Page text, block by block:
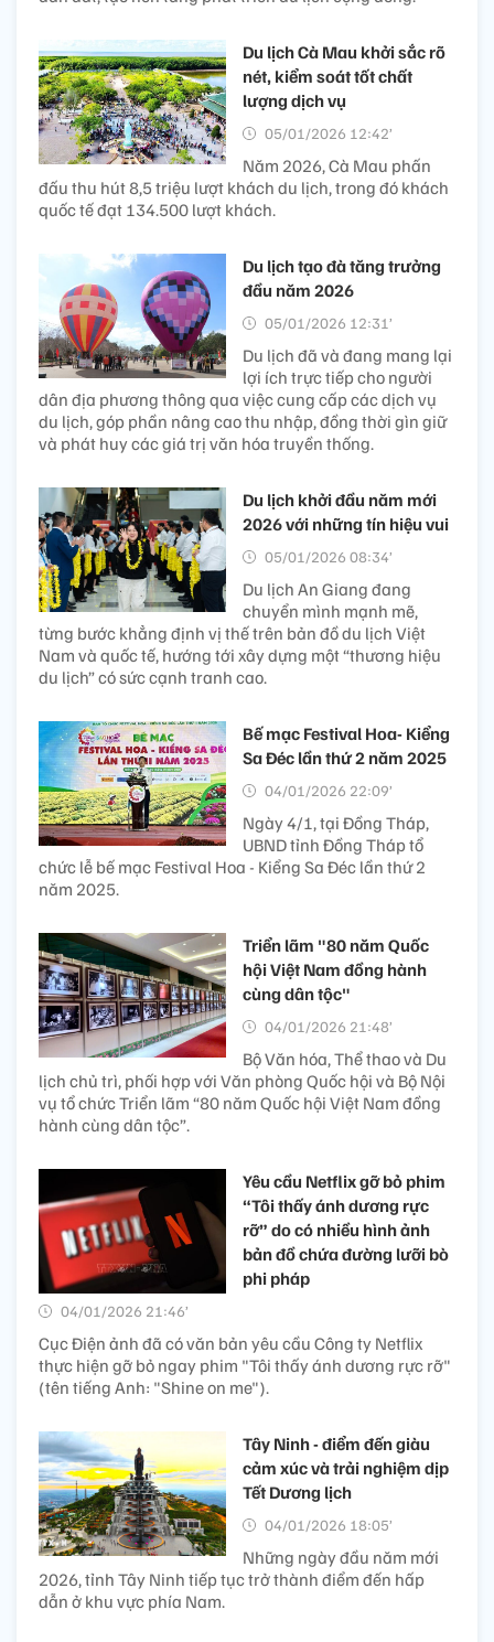
Du lịch Cà Mau khởi sắc rõ
nét, kiểm soát tốt chất
lượng dịch vụ
05/01/2026 12:42’
Năm 2026, Cà Mau phấn
đấu thu hút 8,5 triệu lượt khách du lịch, trong đó khách
quốc tế đạt 134.500 lượt khách.
Du lịch tạo đà tăng trưởng
đầu năm 2026
05/01/2026 12:31’
Du lịch đã và đang mang lại
lợi ích trực tiếp cho người
dân địa phương thông qua việc cung cấp các dịch vụ
du lịch, góp phần nâng cao thu nhập, đồng thời gìn giữ
và phát huy các giá trị văn hóa truyền thống.
Du lịch khởi đầu năm mới
2026 với những tín hiệu vui
05/01/2026 08:34’
Du lịch An Giang đang
chuyển mình mạnh mẽ,
từng bước khẳng định vị thế trên bản đồ du lịch Việt
Nam và quốc tế, hướng tới xây dựng một “thương hiệu
du lịch” có sức cạnh tranh cao.
Bế mạc Festival Hoa- Kiểng
Sa Đéc lần thứ 2 năm 2025
04/01/2026 22:09’
Ngày 4/1, tại Đồng Tháp,
UBND tỉnh Đồng Tháp tổ
chức lễ bế mạc Festival Hoa - Kiểng Sa Đéc lần thứ 2
năm 2025.
Triển lãm "80 năm Quốc
hội Việt Nam đồng hành
cùng dân tộc"
04/01/2026 21:48’
Bộ Văn hóa, Thể thao và Du
lịch chủ trì, phối hợp với Văn phòng Quốc hội và Bộ Nội
vụ tổ chức Triển lãm “80 năm Quốc hội Việt Nam đồng
hành cùng dân tộc”.
Yêu cầu Netflix gỡ bỏ phim
“Tôi thấy ánh dương rực
rỡ” do có nhiều hình ảnh
bản đồ chứa đường lưỡi bò
phi pháp
04/01/2026 21:46’
Cục Điện ảnh đã có văn bản yêu cầu Công ty Netflix
thực hiện gỡ bỏ ngay phim "Tôi thấy ánh dương rực rỡ"
(tên tiếng Anh: "Shine on me").
Tây Ninh - điểm đến giàu
cảm xúc và trải nghiệm dịp
Tết Dương lịch
04/01/2026 18:05’
Những ngày đầu năm mới
2026, tỉnh Tây Ninh tiếp tục trở thành điểm đến hấp
dẫn ở khu vực phía Nam.